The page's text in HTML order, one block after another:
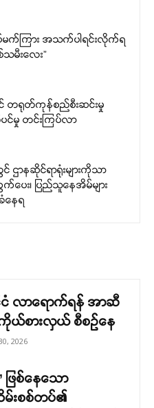
ပ်မက်ကြား အသက်ပါရင်းလိုက်ရ
မီးလေး”
တရုတ်ကုန်စည်စီးဆင်းမှု
ပင်မှု တင်းကြပ်လာ
ဌာနဆိုင်ရာရုံးများကိုသာ
ပေး၊ ပြည်သူနေအိမ်များ
နေရ
င်ငံ လာရောက်ရန် အာဆီ
စားလှယ် စီစဉ်နေ
2026
ဖြစ်နေသော
းစစ်တပ်၏